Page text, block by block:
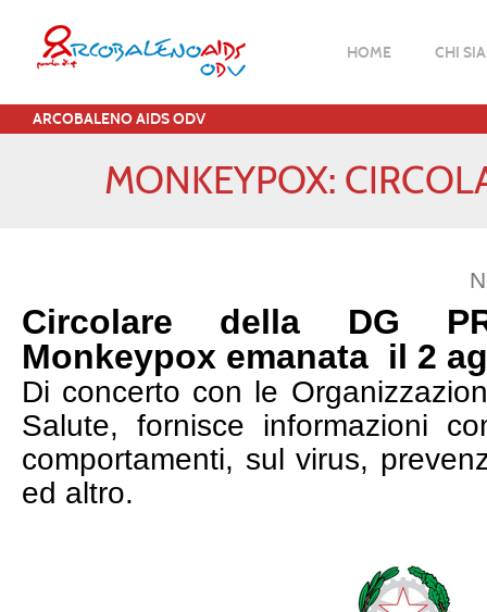
HOME CHI
ARCOBALENO AIDS ODV
MONKEYPOX:
Circolare della DG
Monkeypox emanata il 2
Di concerto con le
Salute, fornisce informazioni
comportamenti, sul virus,
ed altro.